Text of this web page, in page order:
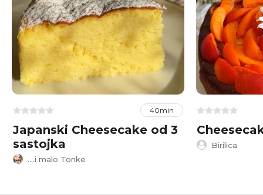
40min
Japanski Cheesecake od 3
sastojka
....i malo Tonke
Birilica